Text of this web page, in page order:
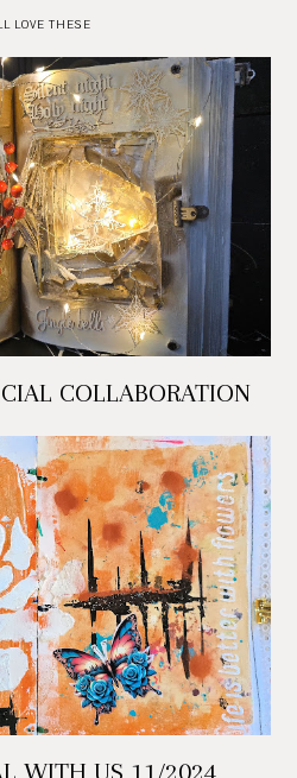
LOVE THESE
COLLABORATION
WITH US 11/2024